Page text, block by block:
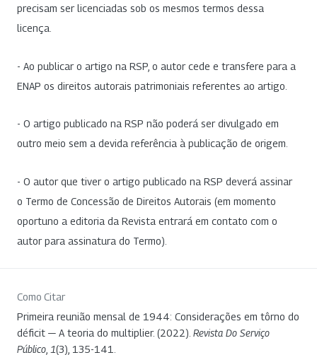
precisam ser licenciadas sob os mesmos termos dessa
licença.
- Ao publicar o artigo na RSP, o autor cede e transfere para a
ENAP os direitos autorais patrimoniais referentes ao artigo.
- O artigo publicado na RSP não poderá ser divulgado em
outro meio sem a devida referência à publicação de origem.
- O autor que tiver o artigo publicado na RSP deverá assinar
o Termo de Concessão de Direitos Autorais (em momento
oportuno a editoria da Revista entrará em contato com o
autor para assinatura do Termo).
Como Citar
Primeira reunião mensal de 1944: Considerações em tôrno do
déficit — A teoria do multiplier. (2022). Revista Do Serviço
Público 1(3), 135-141.